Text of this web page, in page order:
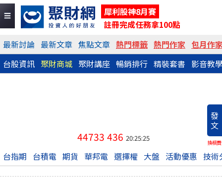
犀利股神8月賽
註冊完成任務拿100點
最新討論 最新文章 焦點文章 熱門標籤 熱門作家 包月作
台股資訊 聚財商城 聚財講座 暢銷排行 精裝套書 影音教
發
文
換稿費
44733 436 20:25:25
台指期 台積電 期貨 華邦電 選擇權 大盤 活動優惠 技術